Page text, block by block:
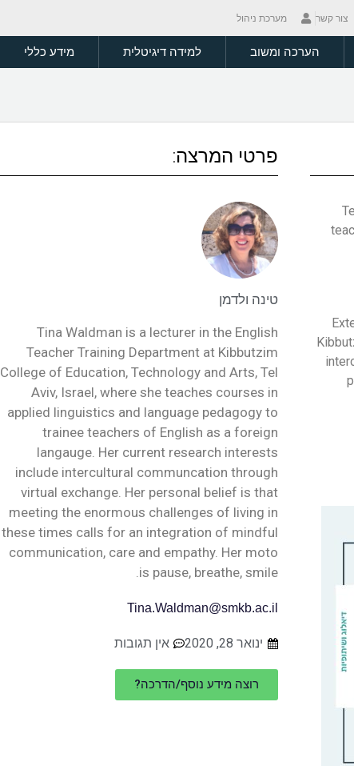
צור קשר מערכת ניהול
הערכה ומשוב למידה דיגיטלית מידע כללי
פרטי המרצה:
טינה ולדמן
Tina Waldman is a lecturer in the English
Teacher Training Department at Kibbutzim
College of Education, Technology and Arts, Tel
Aviv, Israel, where she teaches courses in
applied linguistics and language pedagogy to
trainee teachers of English as a foreign
langauge. Her current research interests
include intercultural communcation through
virtual exchange. Her personal belief is that
meeting the enormous challenges of living in
these times calls for an integration of mindful
communication, care and empathy. Her moto
is pause, breathe, smile.
Tina.Waldman@smkb.ac.il
ינואר 28, 2020 אין תגובות
רוצה מידע נוסף/הדרכה?